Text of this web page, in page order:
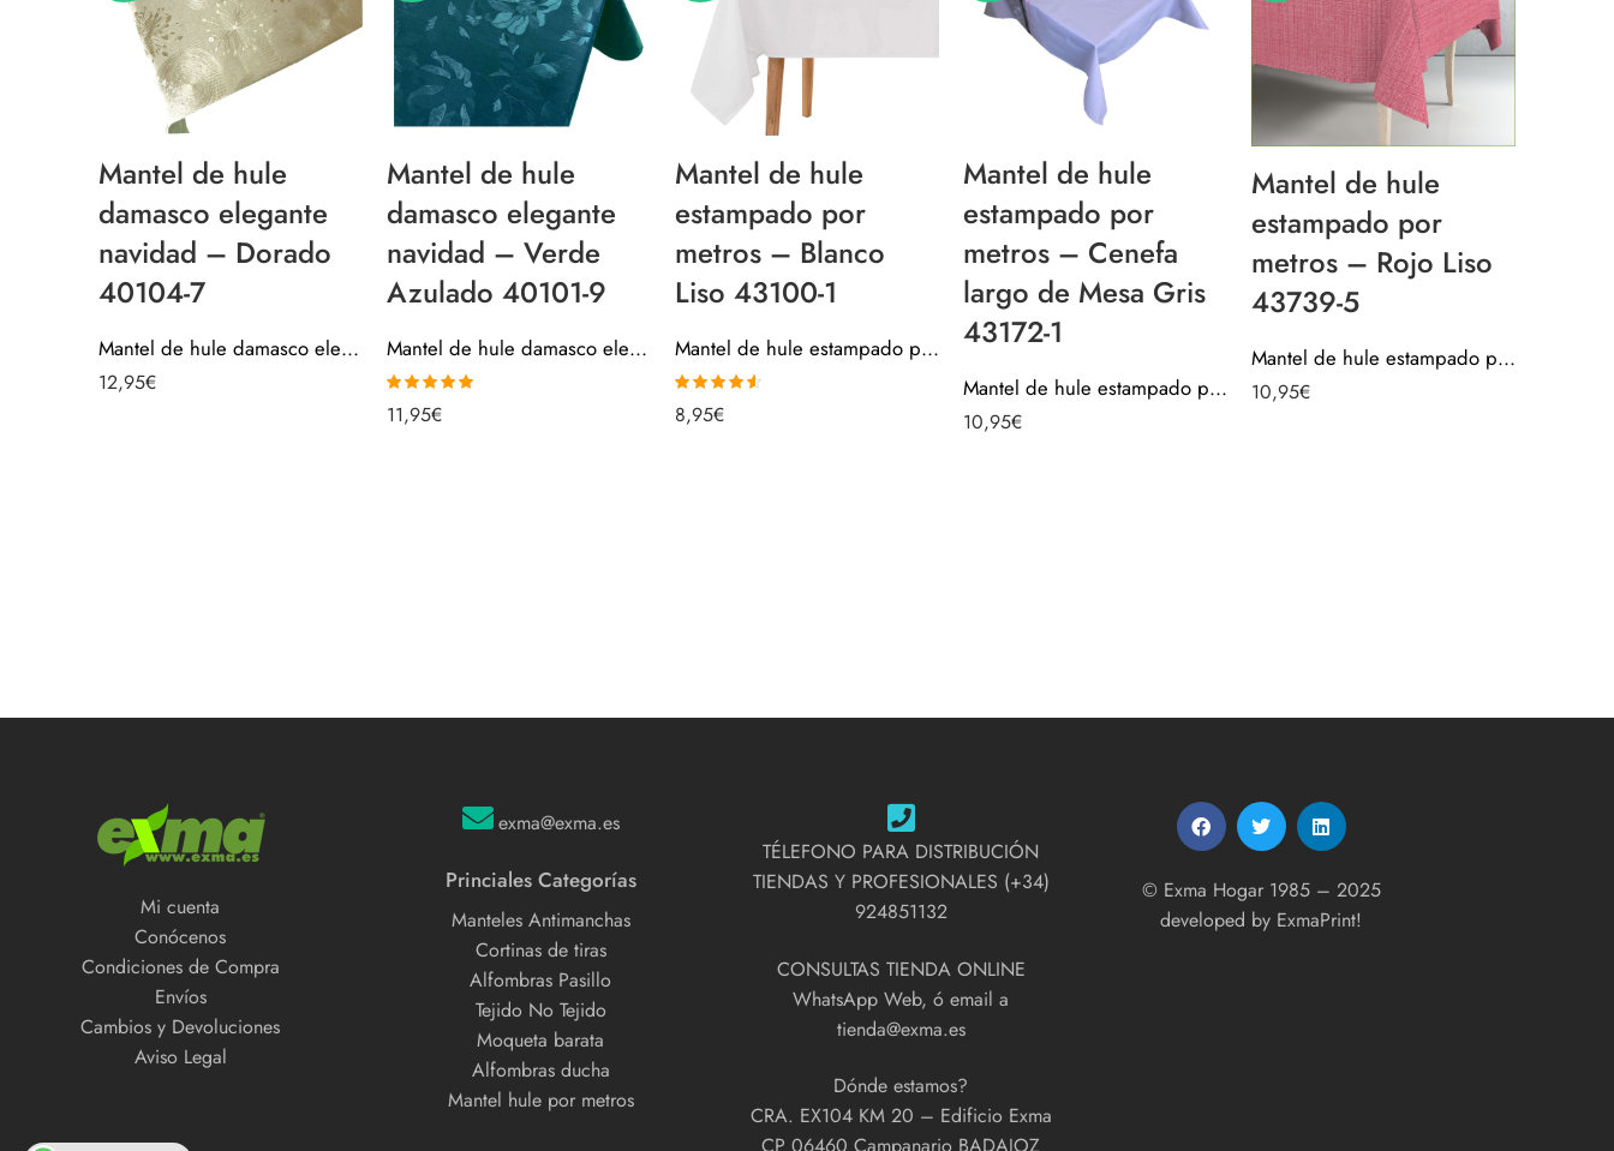
Mantel de hule
damasco elegante
navidad – Dorado
40104-7
Mantel de hule damasco elegante navidad – Dorado 40104-7
12,95€
Mantel de hule
damasco elegante
navidad – Verde
Azulado 40101-9
Mantel de hule damasco elegante navidad – Verde Azulado 40101-9
Valorado con
5.00de 5
11,95€
Mantel de hule
estampado por
metros – Blanco
Liso 43100-1
Mantel de hule estampado por metros – Blanco Liso 43100-1
Valorado
con4.50
8,95€
Mantel de hule
estampado por
metros – Cenefa
largo de Mesa Gris
43172-1
Mantel de hule estampado por metros – Cenefa largo de Mesa Gris 43172-1
10,95€
Mantel de hule
estampado por
metros – Rojo Liso
43739-5
Mantel de hule estampado por metros – Rojo Liso 43739-5
10,95€
Mi cuenta
Conócenos
Condiciones de Compra
Envíos
Cambios y Devoluciones
Aviso Legal
exma@exma.es
Princiales Categorías
Manteles Antimanchas
Cortinas de tiras
Alfombras Pasillo
Tejido No Tejido
Moqueta barata
Alfombras ducha
Mantel hule por metros
TÉLEFONO PARA DISTRIBUCIÓN
TIENDAS Y PROFESIONALES (+34)
924851132
CONSULTAS TIENDA ONLINE
WhatsApp Web, ó email a
tienda@exma.es
Dónde estamos?
CRA. EX104 KM 20 – Edificio Exma
© Exma Hogar 1985 – 2025
developed by ExmaPrint!